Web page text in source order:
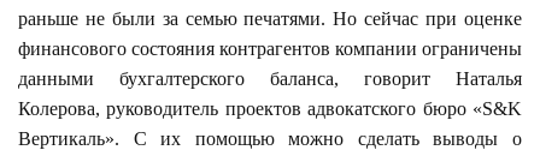
раньше не были за семью печатями. Но сейчас при оценке
финансового состояния контрагентов компании ограничены
данными бухгалтерского баланса, говорит Наталья
Колерова, руководитель проектов адвокатского бюро «S&K
Вертикаль». С их помощью можно сделать выводы о